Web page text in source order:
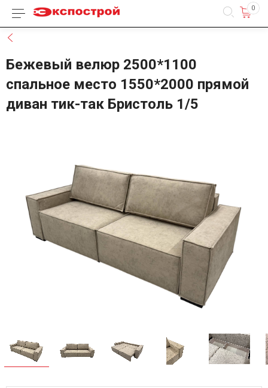
Каталог товаров 0
Бежевый велюр 2500*1100
спальное место 1550*2000 прямой
диван тик-так Бристоль 1/5